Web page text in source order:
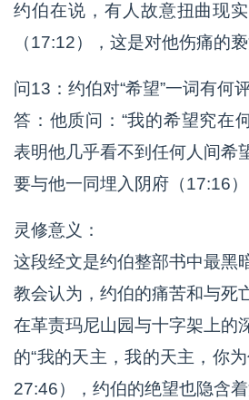
约伯在说，有人故意扭曲现
（17:12），这是对他伤痛的亵
问13：约伯对“希望”一词有何
答：他质问：“我的希望究在
表明他几乎看不到任何人间希
要与他一同埋入阴府（17:16）
灵修意义：
这段经文是约伯整部书中最黑
教会认为，约伯的痛苦和与死
在革责玛尼山园与十字架上的
的“我的天主，我的天主，你
27:46），约伯的绝望也隐含着